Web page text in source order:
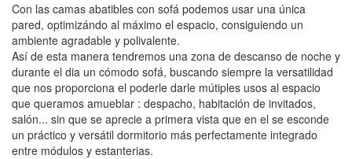
Con las camas abatibles con sofá podemos usar una única
pared, optimizándo al máximo el espacio, consiguiendo un
ambiente agradable y polivalente.
Así de esta manera tendremos una zona de descanso de noche y
durante el dia un cómodo sofá, buscando siempre la versatilidad
que nos proporciona el poderle darle mútiples usos al espacio
que queramos amueblar : despacho, habitación de invitados,
salón... sin que se aprecie a primera vista que en el se esconde
un práctico y versátil dormitorio más perfectamente integrado
entre módulos y estanterias.